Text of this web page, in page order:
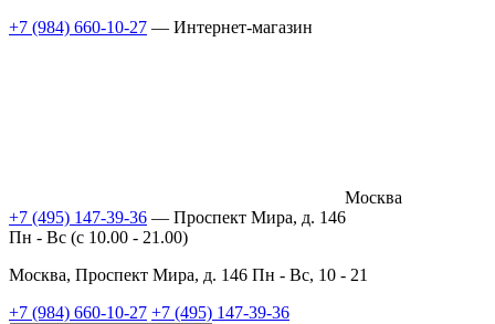
+7 (984) 660-10-27 — Интернет-магазин
Москва
+7 (495) 147-39-36 — Проспект Мира, д. 146
Пн - Вс (c 10.00 - 21.00)
Москва, Проспект Мира, д. 146 Пн - Вс, 10 - 21
+7 (984) 660-10-27 +7 (495) 147-39-36